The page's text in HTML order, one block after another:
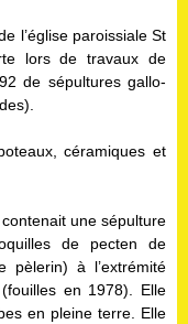
l’église paroissiale St
lors de travaux de
de sépultures gallo-
céramiques et
une sépulture
de pecten de
pèlerin) à l’extrémité
en 1978). Elle
en pleine terre. Elle